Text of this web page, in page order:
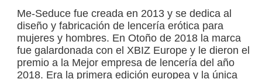
Me-Seduce fue creada en 2013 y se dedica al
diseño y fabricación de lencería erótica para
mujeres y hombres. En Otoño de 2018 la marca
fue galardonada con el XBIZ Europe y le dieron el
premio a la Mejor empresa de lencería del año
2018. Era la primera edición europea y la única